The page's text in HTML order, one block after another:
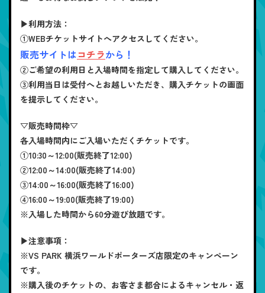
▶利用方法：
①WEBチケットサイトへアクセスしてください。
販売サイトはコチラから！
②ご希望の利用日と入場時間を指定して購入してください。
③利用当日は受付へとお越しいただき、購入チケットの画面
を提示してください。
▽販売時間枠▽
各入場時間内にご入場いただくチケットです。
①10:30～12:00(販売終了12:00)
②12:00～14:00(販売終了14:00)
③14:00～16:00(販売終了16:00)
④16:00～19:00(販売終了19:00)
※入場した時間から60分遊び放題です。
▶注意事項：
※VS PARK 横浜ワールドポーターズ店限定のキャンペーン
です。
※購入後のチケットの、お客さま都合によるキャンセル・返